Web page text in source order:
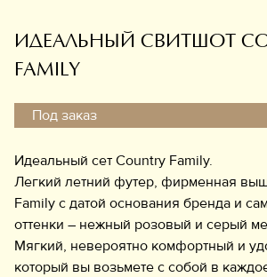
Информация
ИДЕАЛЬНЫЙ СВИТШОТ
FAMILY
Под заказ
Идеальный сет Country Family.
Легкий летний футер, фирменная
Family с датой основания бренда и
оттенки – нежный розовый и серый
Мягкий, невероятно комфортный и
который вы возьмете с собой в